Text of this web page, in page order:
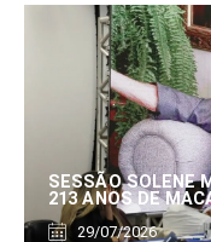
SESSÃO SOLENE
213 ANOS DE
29/07/2026